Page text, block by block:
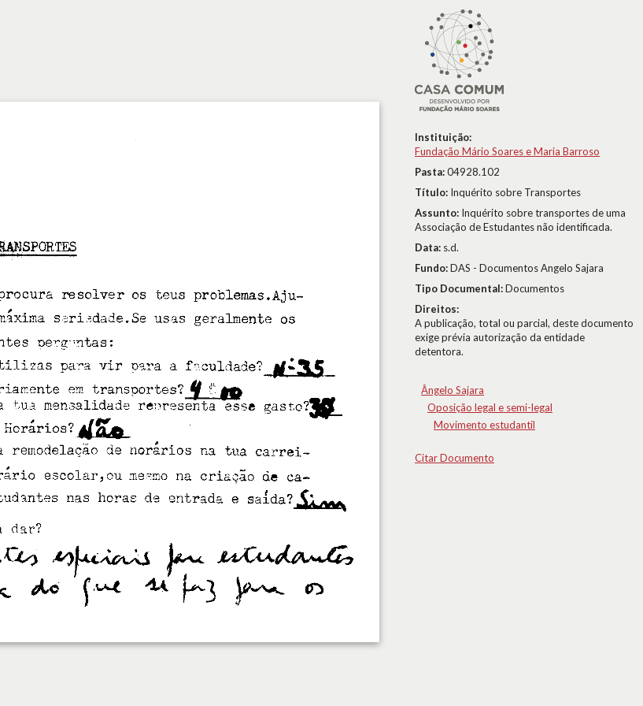
Instituição:
Fundação Mário Soares e Maria Barroso
Pasta:04928.102
Título: Inquérito sobre Transportes
Assunto: Inquérito sobre transportes de uma
Associação de Estudantes não identificada.
Data: s.d.
Fundo:DAS - Documentos Angelo Sajara
Tipo Documental:Documentos
Direitos:
A publicação, total ou parcial, deste documento
exige prévia autorização da entidade
detentora.
Ângelo Sajara
Oposição legal e semi-legal
Movimento estudantil
Citar Documento